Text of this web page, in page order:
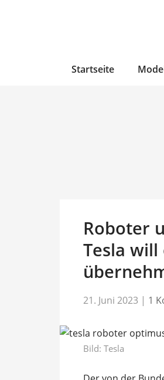
Startseite
Roboter
Tesla
21. Juni 2023 | 1
Bild: Tesla